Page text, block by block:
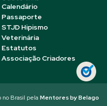
Calendário
Passaporte
STJD Hipismo
Veterinária
Estatutos
Associação Criadores
no Brasil pela Mentores by Belago